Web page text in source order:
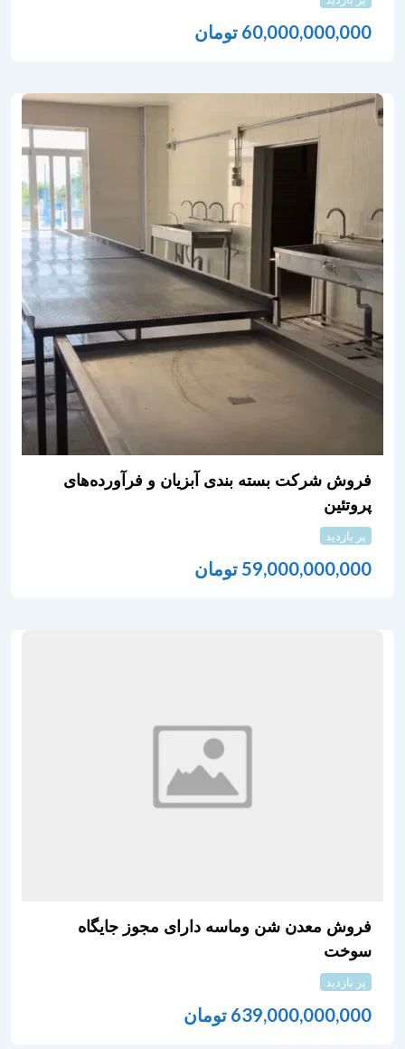
60,000,000,000 تومان
فروش شرکت بسته بندی آبزیان و فرآورده‌های
پروتئین
پر بازدید
59,000,000,000 تومان
فروش معدن شن وماسه دارای مجوز جایگاه
سوخت
پر بازدید
639,000,000,000 تومان